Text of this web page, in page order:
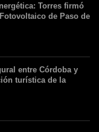
Torres firmó
de Paso de
entre Córdoba y
turística de la